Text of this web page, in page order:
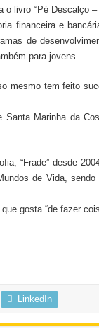
o livro “Pé Descalço
financeira e
de
para jovens.
mesmo tem feito
Santa Marinha da
“Frade” desde
de Vida,
gosta “de fazer
LinkedIn